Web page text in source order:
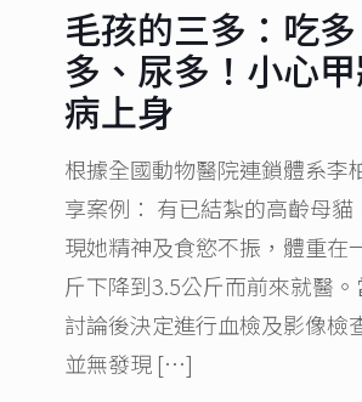
毛孩的三多：吃
多、尿多！小心
病上身
根據全國動物醫院連鎖體系李
享案例： 有已結紮的高齡母貓
現她精神及食慾不振，體重在
斤下降到3.5公斤而前來就醫
討論後決定進行血檢及影像檢
並無發現 […]